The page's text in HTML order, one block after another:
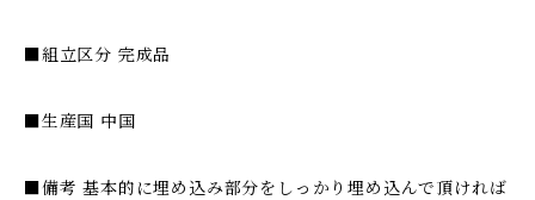
■組立区分 完成品
■生産国 中国
■備考 基本的に埋め込み部分をしっかり埋め込んで頂ければ